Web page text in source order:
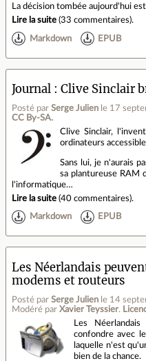
La décision tombée aujourd'hui
Lire la suite (33 commentaires).
Markdown EPUB
Journal Clive Sinclair
Posté par Serge Julien le 17
CC By‑SA.
Clive Sinclair,
ordinateurs
Sans lui, je n'aurais
sa plantureuse RAM
l'informatique…
Lire la suite (40 commentaires).
Markdown EPUB
Les Néerlandais
modems et routeurs
Posté par Serge Julien le 14
Modéré par Xavier Teyssier.
Les
confondre avec
laquelle n'est
bien de la chance.